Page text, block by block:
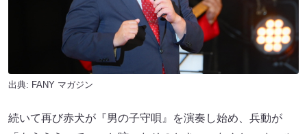
出典: FANY マガジン
続いて再び赤犬が『男の子守唄』を演奏し始め、兵動が